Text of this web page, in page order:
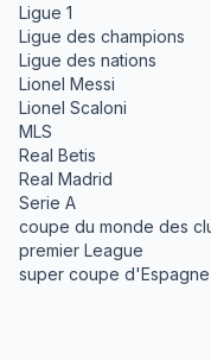
Ligue 1
Ligue des champions
Ligue des nations
Lionel Messi
Lionel Scaloni
MLS
Real Betis
Real Madrid
Serie A
coupe du monde des
premier League
super coupe d'Espagne